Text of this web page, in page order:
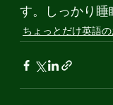
す。しっかり睡
ちょっとだけ英語